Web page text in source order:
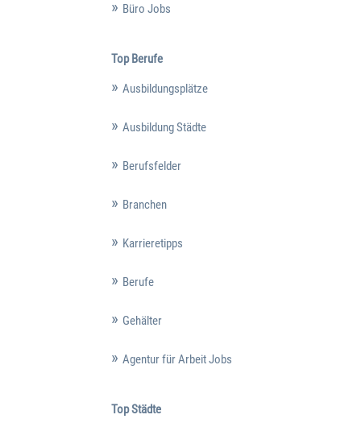
Büro Jobs
Top Berufe
Ausbildungsplätze
Ausbildung Städte
Berufsfelder
Branchen
Karrieretipps
Berufe
Gehälter
Agentur für Arbeit Jobs
Top Städte